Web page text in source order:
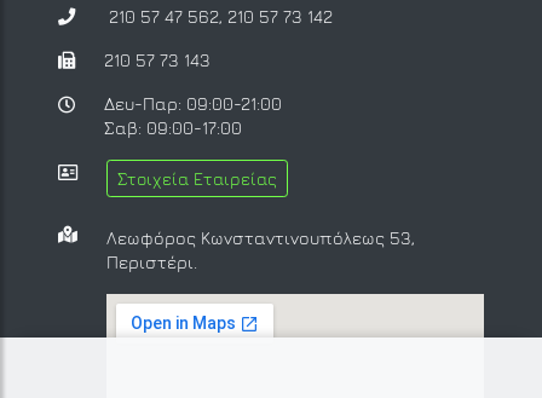
210 57 47 562, 210 57 73 142
210 57 73 143
Δευ-Παρ: 09:00-21:00
Σαβ: 09:00-17:00
Στοιχεία Εταιρείας
Λεωφόρος Κωνσταντινουπόλεως 53,
Περιστέρι.